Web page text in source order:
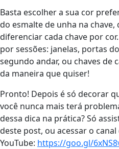
Basta escolher a sua cor
do esmalte de unha na chave,
diferenciar cada chave por
por sessões: janelas, portas
segundo andar, ou chaves de
da maneira que quiser!
Pronto! Depois é só decorar
você nunca mais terá
dessa dica na prática? Só
deste post, ou acessar o canal
YouTube: https://goo.gl/